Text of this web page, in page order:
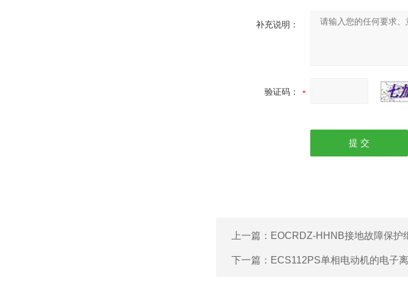
补充说明：
验证码：
上一篇： EOCRDZ-HHNB接地故障保护
下一篇： ECS112PS单相电动机的电子